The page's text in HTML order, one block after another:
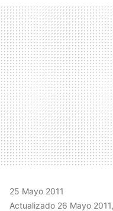
25 Mayo 2011
Actualizado 26 Mayo